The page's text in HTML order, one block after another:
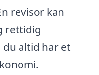
revisor kan
rettidig
du altid har et